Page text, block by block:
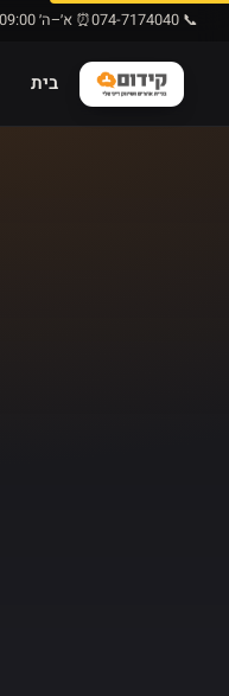
📞 074-7174040 ⏰ א׳–ה׳ 09:00–18:00
בית